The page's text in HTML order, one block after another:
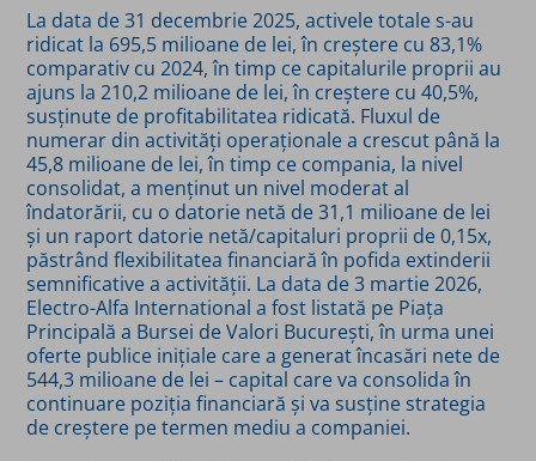
La data de 31 decembrie 2025, activele totale s-au
ridicat la 695,5 milioane de lei, în creștere cu 83,1%
comparativ cu 2024, în timp ce capitalurile proprii au
ajuns la 210,2 milioane de lei, în creștere cu 40,5%,
susținute de profitabilitatea ridicată. Fluxul de
numerar din activități operaționale a crescut până la
45,8 milioane de lei, în timp ce compania, la nivel
consolidat, a menținut un nivel moderat al
îndatorării, cu o datorie netă de 31,1 milioane de lei
și un raport datorie netă/capitaluri proprii de 0,15x,
păstrând flexibilitatea financiară în pofida extinderii
semnificative a activității. La data de 3 martie 2026,
Electro-Alfa International a fost listată pe Piața
Principală a Bursei de Valori București, în urma unei
oferte publice inițiale care a generat încasări nete de
544,3 milioane de lei – capital care va consolida în
continuare poziția financiară și va susține strategia
de creștere pe termen mediu a companiei.